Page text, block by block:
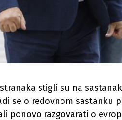
stigli su na
se o redovnom sastanku
ponovo razgovarati o